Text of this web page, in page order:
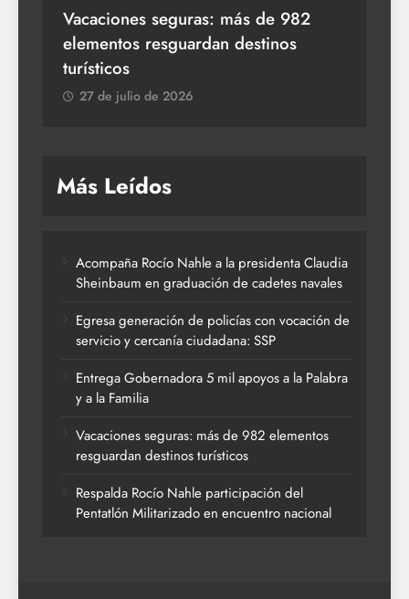
Vacaciones seguras: más de 982
elementos resguardan destinos
turísticos
27 de julio de 2026
Más Leídos
Acompaña Rocío Nahle a la presidenta Claudia
Sheinbaum en graduación de cadetes navales
Egresa generación de policías con vocación de
servicio y cercanía ciudadana: SSP
Entrega Gobernadora 5 mil apoyos a la Palabra
y a la Familia
Vacaciones seguras: más de 982 elementos
resguardan destinos turísticos
Respalda Rocío Nahle participación del
Pentatlón Militarizado en encuentro nacional